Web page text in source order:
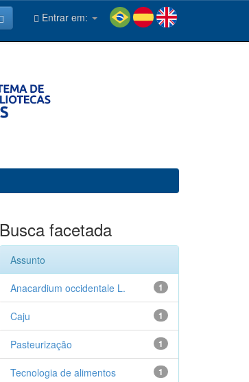
Entrar em:
Busca facetada
Assunto
1
Anacardium occidentale L.
1
Caju
1
Pasteurização
1
Tecnologia de alimentos